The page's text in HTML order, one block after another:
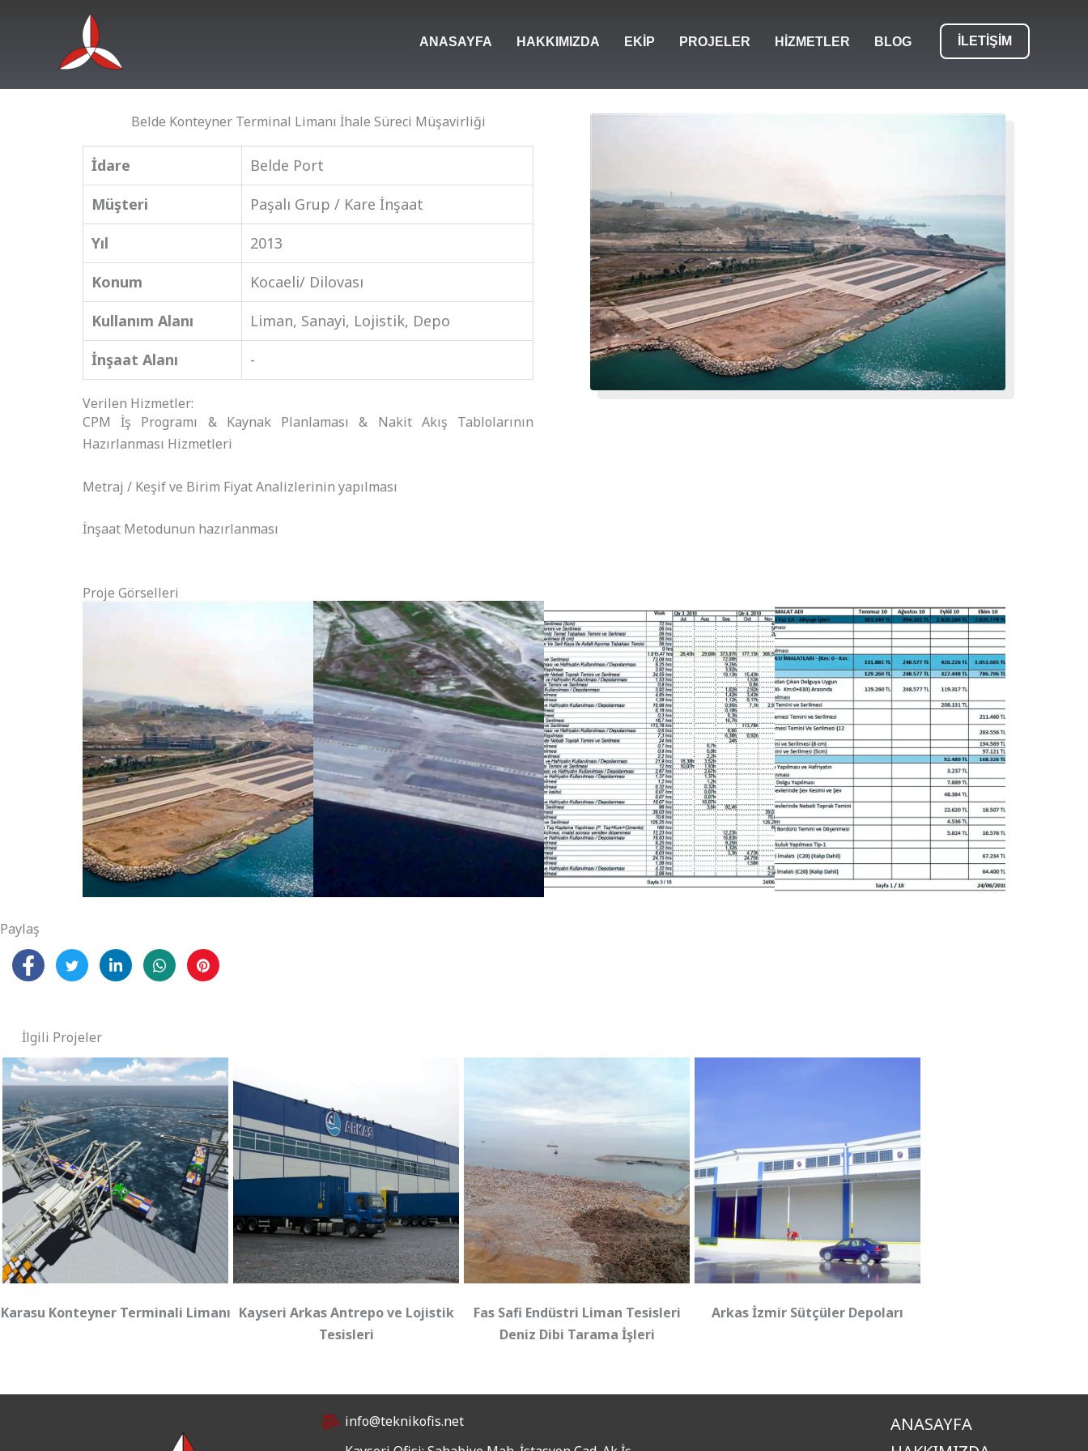
ANASAYFA HAKKIMIZDA EKIP PROJELER HIZMETLER BLOG ILETIŞIM
Belde Konteyner Terminal Limanı İhale Süreci Müşavirliği
İdare
Belde Port
Müşteri
Paşalı Grup / Kare İnşaat
Yıl
2013
Konum
Kocaeli/ Dilovası
Kullanım Alanı
Liman, Sanayi, Lojistik, Depo
İnşaat Alanı
-
Verilen Hizmetler:
CPM İş Programı & Kaynak Planlaması & Nakit Akış Tablolarının
Hazırlanması Hizmetleri
Metraj / Keşif ve Birim Fiyat Analizlerinin yapılması
İnşaat Metodunun hazırlanması
Proje Görselleri
Paylaş
İlgili Projeler
Karasu Konteyner Terminali Limanı Kayseri Arkas Antrepo ve Lojistik
Tesisleri
Fas Safi Endüstri Liman Tesisleri
Deniz Dibi Tarama İşleri
Arkas İzmir Sütçüler Depoları
info@teknikofis.net
ANASAYFA